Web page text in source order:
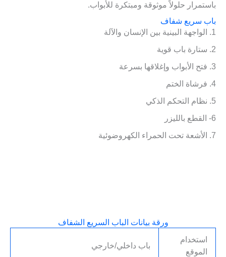
باستمرار حلولاً موثوقة ومبتكرة للأبواب.
باب سريع شفاف
1. الواجهة البينية بين الإنسان والآلة
2. ستارة باب قوية
3. فتح الأبواب وإغلاقها بسرعة
4. فرشاة الختم
5. نظام التحكم الذكي
6- القطع بالليزر
7. الأشعة تحت الحمراء الكهروضوئية
ورقة بيانات الباب السريع الشفاف
استخدام
الموقع
باب داخلي/خارجي